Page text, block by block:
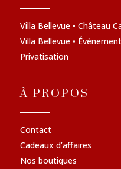
Villa Bellevue • Château
Villa Bellevue •
Privatisation
À PROPOS
Contact
Cadeaux d’affaires
Nos boutiques